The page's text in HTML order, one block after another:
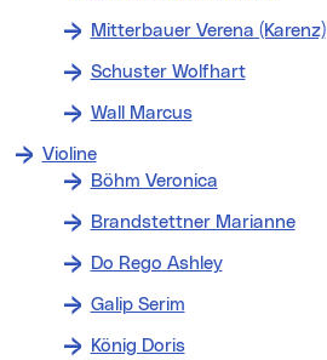
Mitterbauer Verena (Karenz)
Schuster Wolfhart
Wall Marcus
Violine
Böhm Veronica
Brandstettner Marianne
Do Rego Ashley
Galip Serim
König Doris